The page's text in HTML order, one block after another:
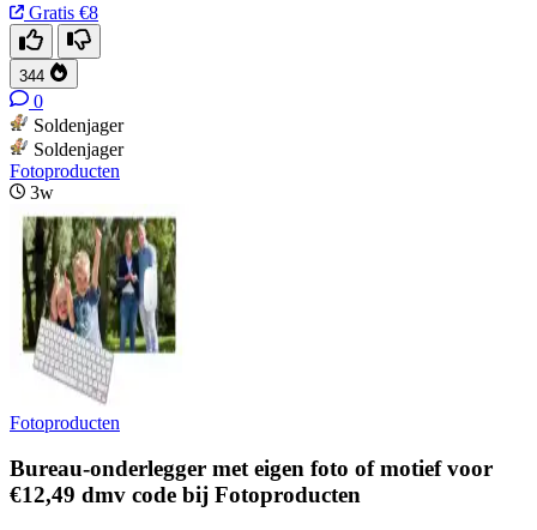
Gratis €8
344
0
Soldenjager
Soldenjager
Fotoproducten
3w
Fotoproducten
Bureau-onderlegger met eigen foto of motief voor
€12,49 dmv code bij Fotoproducten